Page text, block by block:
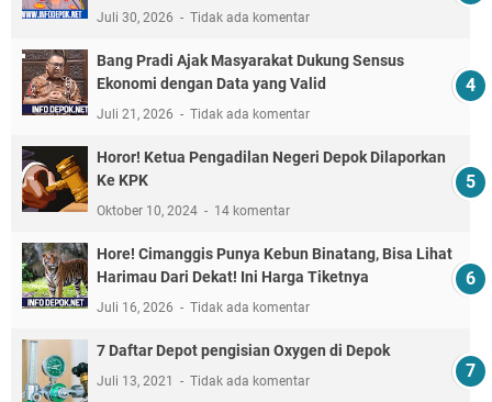
Juli 30, 2026 Tidak ada komentar
Bang Pradi Ajak Masyarakat Dukung Sensus
Ekonomi dengan Data yang Valid
Juli 21, 2026 Tidak ada komentar
Horor! Ketua Pengadilan Negeri Depok Dilaporkan
Ke KPK
Oktober 10, 2024 14 komentar
Hore! Cimanggis Punya Kebun Binatang, Bisa Lihat
Harimau Dari Dekat! Ini Harga Tiketnya
Juli 16, 2026 Tidak ada komentar
7 Daftar Depot pengisian Oxygen di Depok
Juli 13, 2021 Tidak ada komentar